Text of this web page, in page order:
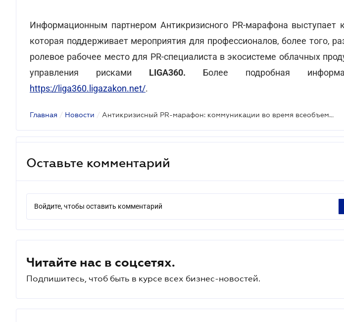
Информационным партнером Антикризисного PR-марафона выступает
которая поддерживает мероприятия для профессионалов, более того,
ролевое рабочее место для PR-специалиста в экосистеме облачных
управления рисками LIGA360. Более подробная
https://liga360.ligazakon.net/.
Главная / Новости / Антикризисный PR-марафон: коммуникации во время всеобъемлющего хаоса
Оставьте комментарий
Войдите, чтобы оставить комментарий
Читайте нас в соцсетях.
Подпишитесь, чтоб быть в курсе всех бизнес-новостей.